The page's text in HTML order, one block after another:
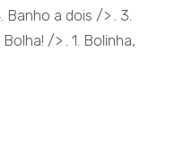
Banho a dois /> . 3.
/> . 1. Bolinha,